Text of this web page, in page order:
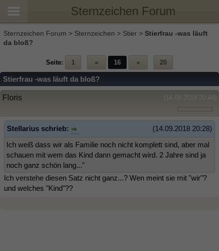
Sternzeichen Forum
Sternzeichen Forum > Sternzeichen > Stier > Stierfrau -was läuft
da bloß?
Seite: 1 « 16 » 20
Stierfrau -was läuft da bloß?
(14.09.2018 20:44)
Floris
(14.09.2018 20:28)
Stellarius schrieb:
Ich weiß dass wir als Familie noch nicht komplett sind, aber mal
schauen mit wem das Kind dann gemacht wird. 2 Jahre sind ja
noch ganz schön lang..."
Ich verstehe diesen Satz nicht ganz...? Wen meint sie mit "wir"?
und welches "Kind"??